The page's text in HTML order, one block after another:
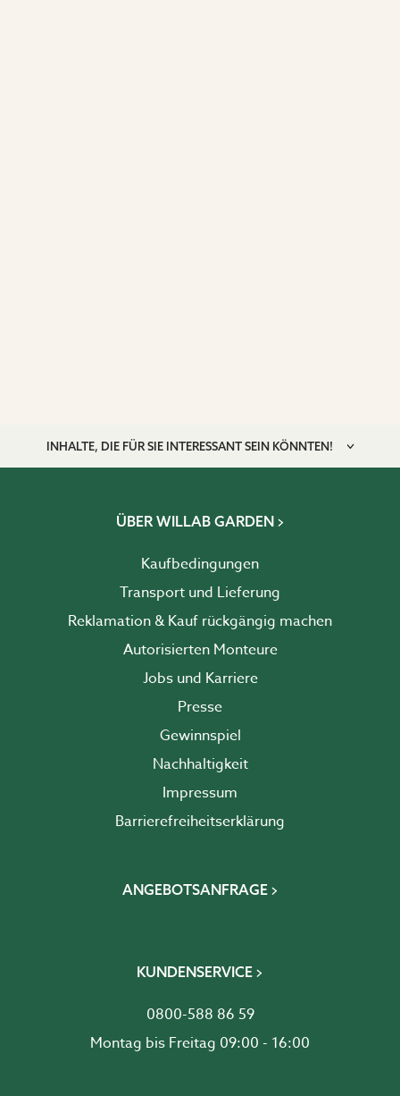
INHALTE, DIE FÜR SIE INTERESSANT SEIN KÖNNTEN!
ÜBER WILLAB GARDEN
Kaufbedingungen
Transport und Lieferung
Reklamation & Kauf rückgängig machen
Autorisierten Monteure
Jobs und Karriere
Presse
Gewinnspiel
Nachhaltigkeit
Impressum
Barrierefreiheits­erklärung
ANGEBOTSANFRAGE
KUNDENSERVICE
0800-588 86 59
Montag bis Freitag 09:00 - 16:00